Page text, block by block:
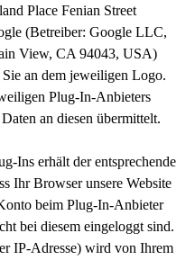
Place Fenian Street
(Betreiber: Google LLC,
View, CA 94043, USA)
an dem jeweiligen Logo.
Plug-In-Anbieters
an diesen übermittelt.
Ins erhält der entsprechende
Ihr Browser unsere Website
beim Plug-In-Anbieter
bei diesem eingeloggt sind.
IP-Adresse) wird von Ihrem